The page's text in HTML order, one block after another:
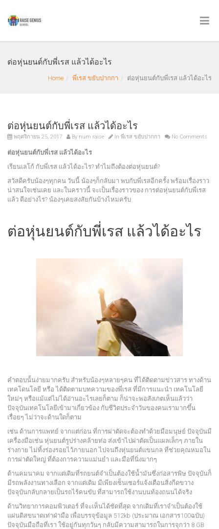
ต่อหุ่นยนต์กับพี่เรส แล้วได้อะไร
Home พี่เรส ขยับปากกา ต่อหุ่นยนต์กับพี่เรส แล้วได้อะไร
ต่อหุ่นยนต์กับพี่เรส แล้วได้อะไร
พฤศจิกายน 25, 2017 By num raise In พี่เรส ขยับปากกา No Comments
ต่อหุ่นยนต์กับพี่เรส แล้วได้อะไร
เรียนเลโก้ กับพี่เรส แล้วได้อะไร? ทำไมถึงต้องต่อหุ่นยนต์?
สวัสดีครับน้องๆทุกคน วันนี้ น้องๆก็กลับมา พบกับพี่เรสอีกครั้ง พร้อมเรื่องราว
น่าสนใจเช่นเคย และในคราวนี้ จะเป็นเรื่องราวของ การต่อหุ่นยนต์กับพี่เรส
แล้ว ดีอย่างไร? น้องๆเคยสงสัยกันบ้างไหมครับ
ต่อหุ่นยนต์กับพี่เรส แล้วได้อะไร
คำตอบนั้นง่ายมากครับ สำหรับน้องๆหลายๆคน ที่ได้ติดตามข่าวสาร ทางด้าน
เทคโดนโลยี หรือ ได้ติดตามบทความของพี่เรส ที่มีการแนะนำ เทคโนโลยี
ใหม่ๆ หรือแม้แต่ไม่ได้อ่านอะไรเลยก็ตาม ก็น่าจะพอสังเกตเห็นแล้วว่า
ปัจจุบันเทคโนโลยีเข้ามาเกี่ยวข้อง กับชีวิตประจำวันของคนเรามากขึ้น
เรื่อยๆ ไม่ว่าจะด้านใดก็ตาม
เช่น ด้านการแพทย์ จากแต่ก่อน ที่การผ่าตัดจะต้องทำด้วยมือมนุษย์ ปัจจุบันมี
เครื่องมือเช่น หุ่นยนต์รูปร่างคล้ายท่อ ส่งเข้าไปผ่าตัดเป็นแผลเล็กๆ ภายใน
ร่างกาย ไม่ทิ้งร่องรอยไว้ภายนอก ไปจนถึงหุ่นยนต์แขนกล ที่ช่วยคุณหมอใน
การผ่าตัดใหญ่ ที่ต้องการความแม่นยำ และมือที่นิ่งมากๆ
ด้านคมนาคม จากแต่เดิมที่รถยนต์จำเป็นต้องใช้น้ำมันซึ่งก่อสารพิษ ปัจจุบันก็
มีรถพลังงานทางเลือก จากแต่เดิม มีเพียงเซ็นเซอร์แจ้งเตือนสิ่งกีดขวาง
ปัจจุบันกลับกลายเป็นรถไร้คนขับ ที่สามารถใช้งานบนท้องถนนได้จริง
ด้านวิทยาการคอมพิวเตอร์ ที่จะเห็นได้ชัดที่สุด จากเดิมที่เราจำเป็นต้องใช้
แผ่นดิสขนาดเท่าฝ่ามือ เพื่อบรรจุข้อมูล 512kb (ประมาณ เอกสาร100ฉบับ)
ปัจจุบันมือถือที่เรา ใช้อยู่กันทุกวันๆ กลับมีความสามารถในการจุกว่า 8 GB